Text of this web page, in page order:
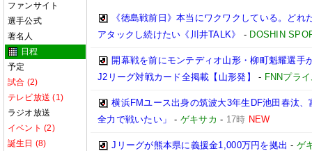
ファンサイト
選手公式
著名人
日程
予定
試合 (2)
テレビ放送 (1)
ラジオ放送
イベント (2)
誕生日 (8)
《徳島戦前日》本当にワクワクしている。ど
アタックし続けたい《川井TALK》
- DOSHIN
開幕戦を前にモンテディオ山形・柳町魁耀選手
J2リーグ対戦カード全掲載【山形発】
- FNNプラ
横浜FMユース出身の筑波大3年生DF池田春汰
全力で戦いたい」
- ゲキサカ - 17時 NEW
Jリーグが熊本県に義援金1,000万円を拠出 - ゲ